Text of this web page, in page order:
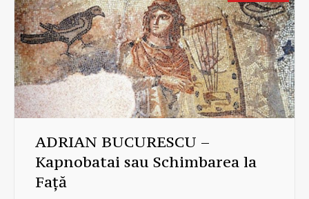
ADRIAN BUCURESCU –
Kapnobatai sau Schimbarea la
Față